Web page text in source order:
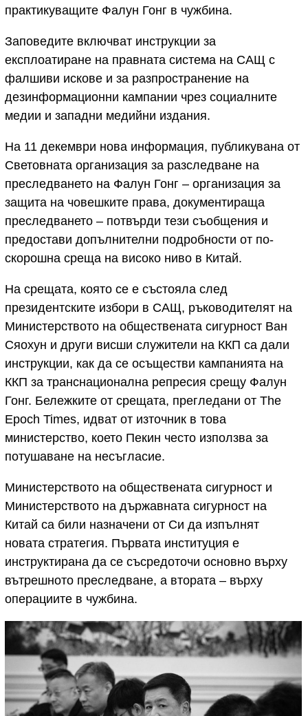
практикуващите Фалун Гонг в чужбина.
Заповедите включват инструкции за
експлоатиране на правната система на САЩ с
фалшиви искове и за разпространение на
дезинформационни кампании чрез социалните
медии и западни медийни издания.
На 11 декември нова информация, публикувана от
Световната организация за разследване на
преследването на Фалун Гонг – организация за
защита на човешките права, документираща
преследването – потвърди тези съобщения и
предостави допълнителни подробности от по-
скорошна среща на високо ниво в Китай.
На срещата, която се е състояла след
президентските избори в САЩ, ръководителят на
Министерството на обществената сигурност Ван
Сяохун и други висши служители на ККП са дали
инструкции, как да се осъществи кампанията на
ККП за транснационална репресия срещу Фалун
Гонг. Бележките от срещата, прегледани от The
Epoch Times, идват от източник в това
министерство, което Пекин често използва за
потушаване на несъгласие.
Министерството на обществената сигурност и
Министерството на държавната сигурност на
Китай са били назначени от Си да изпълнят
новата стратегия. Първата институция е
инструктирана да се съсредоточи основно върху
вътрешното преследване, а втората – върху
операциите в чужбина.